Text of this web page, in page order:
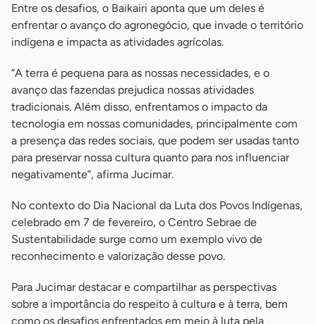
Entre os desafios, o Baikairi aponta que um deles é
enfrentar o avanço do agronegócio, que invade o território
indígena e impacta as atividades agrícolas.
“A terra é pequena para as nossas necessidades, e o
avanço das fazendas prejudica nossas atividades
tradicionais. Além disso, enfrentamos o impacto da
tecnologia em nossas comunidades, principalmente com
a presença das redes sociais, que podem ser usadas tanto
para preservar nossa cultura quanto para nos influenciar
negativamente”, afirma Jucimar.
No contexto do Dia Nacional da Luta dos Povos Indígenas,
celebrado em 7 de fevereiro, o Centro Sebrae de
Sustentabilidade surge como um exemplo vivo de
reconhecimento e valorização desse povo.
Para Jucimar destacar e compartilhar as perspectivas
sobre a importância do respeito à cultura e à terra, bem
como os desafios enfrentados em meio à luta pela